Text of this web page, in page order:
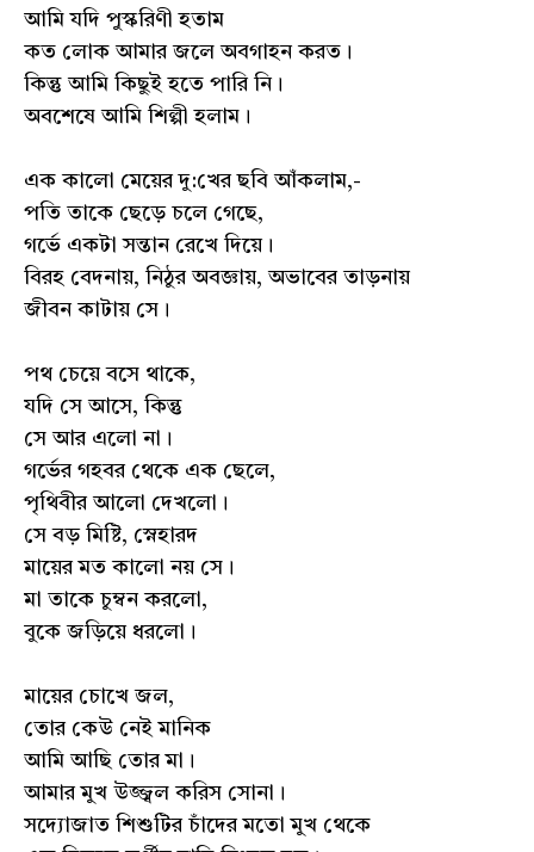
আমি যদি পুস্করিণী হতাম
কত লোক আমার জলে অবগাহন করত।
কিন্তু আমি কিছুই হতে পারি নি।
অবশেষে আমি শিল্পী হলাম।
এক কালো মেয়ের দু:খের ছবি আঁকলাম,-
পতি তাকে ছেড়ে চলে গেছে,
গর্ভে একটা সন্তান রেখে দিয়ে।
বিরহ বেদনায়, নিঠুর অবজ্ঞায়, অভাবের তাড়নায়
জীবন কাটায় সে।
পথ চেয়ে বসে থাকে,
যদি সে আসে, কিন্তু
সে আর এলো না।
গর্ভের গহবর থেকে এক ছেলে,
পৃথিবীর আলো দেখলো।
সে বড় মিষ্টি, স্নেহারদ
মায়ের মত কালো নয় সে।
মা তাকে চুম্বন করলো,
বুকে জড়িয়ে ধরলো।
মায়ের চোখে জল,
তোর কেউ নেই মানিক
আমি আছি তোর মা।
আমার মুখ উজ্জ্বল করিস সোনা।
সদ্যোজাত শিশুটির চাঁদের মতো মুখ থেকে